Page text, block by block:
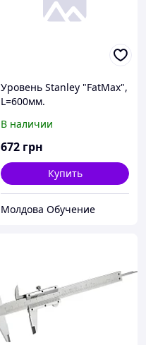
Уровень Stanley "FatMax",
L=600мм.
В наличии
672 грн
Купить
Молдова Обучение